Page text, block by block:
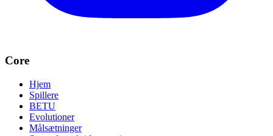
Core
Hjem
Spillere
BETU
Evolutioner
Målsætninger